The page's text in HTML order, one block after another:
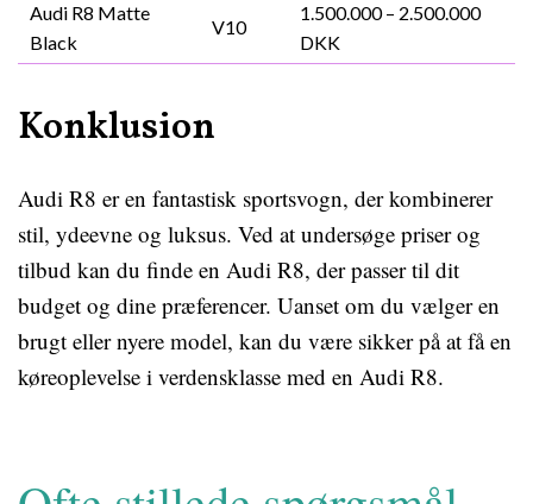
Audi R8 Matte
Black
V10
1.500.000 – 2.500.000
DKK
Konklusion
Audi R8 er en fantastisk sportsvogn, der kombinerer
stil, ydeevne og luksus. Ved at undersøge priser og
tilbud kan du finde en Audi R8, der passer til dit
budget og dine præferencer. Uanset om du vælger en
brugt eller nyere model, kan du være sikker på at få en
køreoplevelse i verdensklasse med en Audi R8.